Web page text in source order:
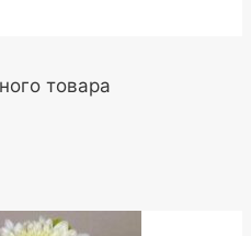
товара